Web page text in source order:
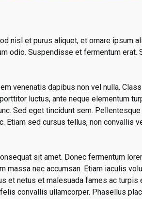
et purus aliquet, et ornare ipsum
odio. Suspendisse et fermentum
venenatis dapibus non vel nulla.
luctus, ante neque elementum
Sed eget tincidunt sem.
sed cursus tellus, non convallis
sit amet. Donec fermentum
massa nec accumsan. Etiam iaculis
et netus et malesuada fames ac
convallis ullamcorper. Phasellus